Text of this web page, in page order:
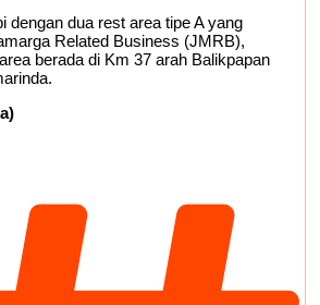
dengan dua rest area tipe A yang
Related Business (JMRB),
berada di Km 37 arah Balikpapan